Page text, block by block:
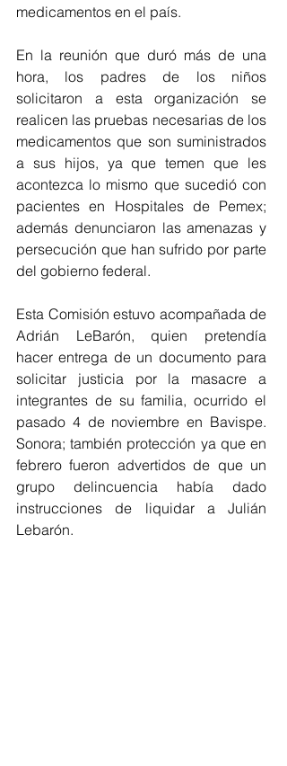
medicamentos en el país.
En la reunión que duró más de una
hora, los padres de los niños
solicitaron a esta organización se
realicen las pruebas necesarias de los
medicamentos que son suministrados
a sus hijos, ya que temen que les
acontezca lo mismo que sucedió con
pacientes en Hospitales de Pemex;
además denunciaron las amenazas y
persecución que han sufrido por parte
del gobierno federal.
Esta Comisión estuvo acompañada de
Adrián LeBarón, quien pretendía
hacer entrega de un documento para
solicitar justicia por la masacre a
integrantes de su familia, ocurrido el
pasado 4 de noviembre en Bavispe.
Sonora; también protección ya que en
febrero fueron advertidos de que un
grupo delincuencia había dado
instrucciones de liquidar a Julián
Lebarón.